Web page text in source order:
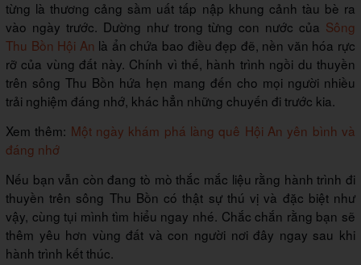
từng là thương cảng sầm uất tấp nập khung cảnh tàu bè ra
vào ngày trước. Dường như trong từng con nước của Sông
Thu Bồn Hội An là ẩn chứa bao điều đẹp đẽ, nền văn hóa rực
rỡ của vùng đất này. Chính vì thế, hành trình ngồi du thuyền
trên sông Thu Bồn hứa hẹn mang đến cho mọi người nhiều
trải nghiệm đáng nhớ, khác hẳn những chuyến đi trước kia.
Xem thêm: Một ngày khám phá làng quê Hội An yên bình và
đáng nhớ
Nếu bạn vẫn còn đang tò mò thắc mắc liệu rằng hành trình đi
thuyền trên sông Thu Bồn có thật sự thú vị và đặc biệt như
vậy, cùng tụi mình tìm hiểu ngay nhé. Chắc chắn rằng bạn sẽ
thêm yêu hơn vùng đất và con người nơi đây ngay sau khi
hành trình kết thúc.